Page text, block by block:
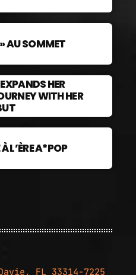
AU SOMMET
HER
WITH HER
L’ÈRE A*POP
FL 33314-7225